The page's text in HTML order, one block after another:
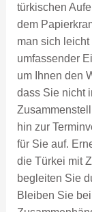
türkischen
dem
man sich
umfassender
um Ihnen den
dass Sie nicht
hin zur
für Sie auf.
die Türkei mit
begleiten Sie
Bleiben Sie